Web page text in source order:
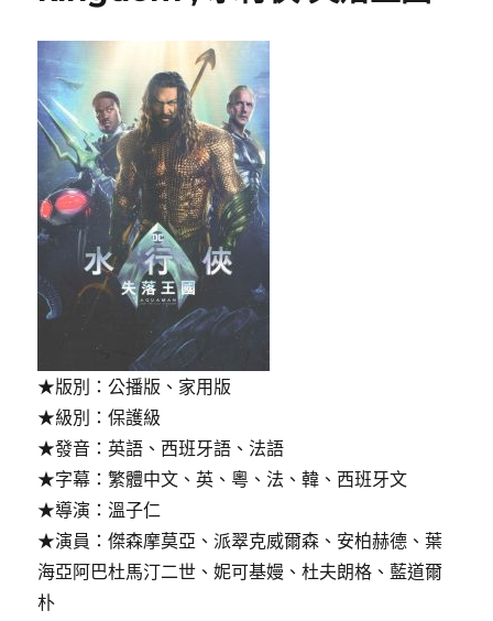
★版別：公播版、家用版
★級別：保護級
★發音：英語、西班牙語、法語
★字幕：繁體中文、英、粵、法、韓、西班牙文
★導演：溫子仁
★演員：傑森摩莫亞、派翠克威爾森、安柏赫德、葉
海亞阿巴杜馬汀二世、妮可基嫚、杜夫朗格、藍道爾
朴